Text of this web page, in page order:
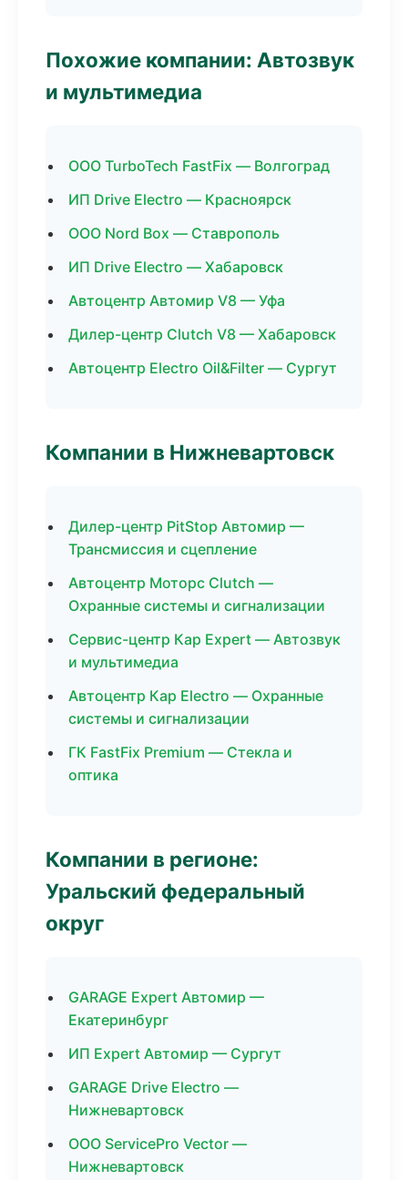
Похожие компании: Автозвук
и мультимедиа
ООО TurboTech FastFix — Волгоград
ИП Drive Electro — Красноярск
ООО Nord Box — Ставрополь
ИП Drive Electro — Хабаровск
Автоцентр Автомир V8 — Уфа
Дилер-центр Clutch V8 — Хабаровск
Автоцентр Electro Oil&Filter — Сургут
Компании в Нижневартовск
Дилер-центр PitStop Автомир —
Трансмиссия и сцепление
Автоцентр Моторс Clutch —
Охранные системы и сигнализации
Сервис-центр Кар Expert — Автозвук
и мультимедиа
Автоцентр Кар Electro — Охранные
системы и сигнализации
ГК FastFix Premium — Стекла и
оптика
Компании в регионе:
Уральский федеральный
округ
GARAGE Expert Автомир —
Екатеринбург
ИП Expert Автомир — Сургут
GARAGE Drive Electro —
Нижневартовск
ООО ServicePro Vector —
Нижневартовск